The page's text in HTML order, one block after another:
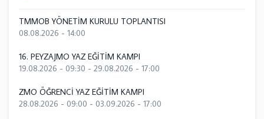
TMMOB YÖNETİM KURULU TOPLANTISI
08.08.2026 - 14:00
16. PEYZAJMO YAZ EĞİTİM KAMPI
19.08.2026 - 09:30 - 29.08.2026 - 17:00
ZMO ÖĞRENCİ YAZ EĞİTİM KAMPI
28.08.2026 - 09:00 - 03.09.2026 - 17:00